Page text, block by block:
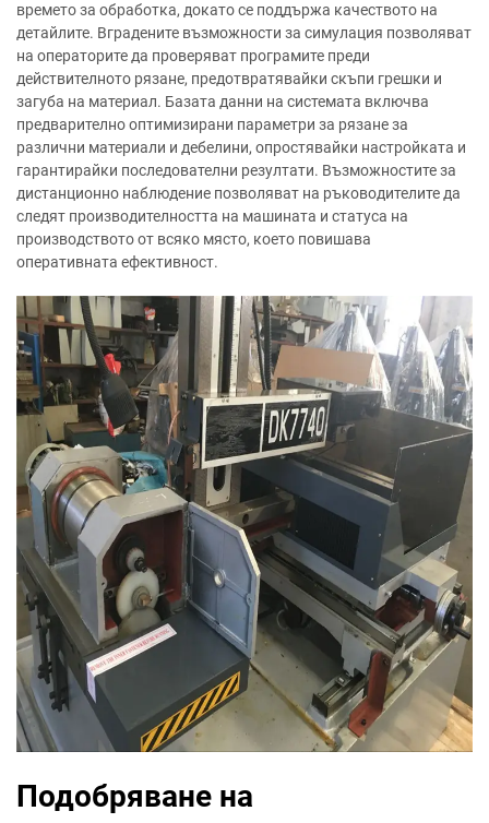
времето за обработка, докато се поддържа качеството на
детайлите. Вградените възможности за симулация позволяват
на операторите да проверяват програмите преди
действителното рязане, предотвратявайки скъпи грешки и
загуба на материал. Базата данни на системата включва
предварително оптимизирани параметри за рязане за
различни материали и дебелини, опростявайки настройката и
гарантирайки последователни резултати. Възможностите за
дистанционно наблюдение позволяват на ръководителите да
следят производителността на машината и статуса на
производството от всяко място, което повишава
оперативната ефективност.
Подобряване на